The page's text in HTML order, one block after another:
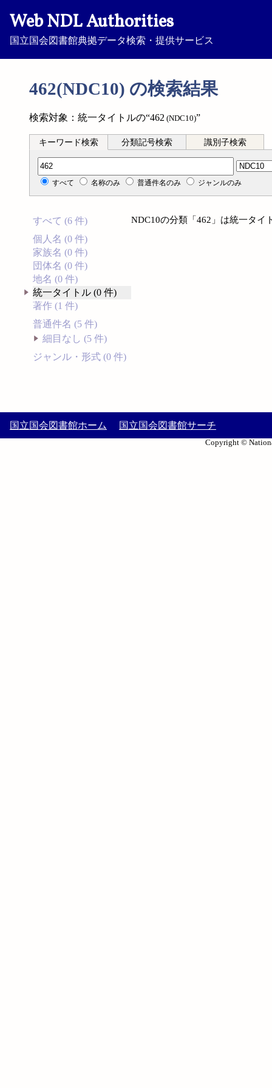
Web NDL Authorities
国立国会図書館典拠データ検索・提供サービス
462(NDC10) の検索結果
検索対象：統一タイトルの“462 (NDC10)”
キーワード検索 分類記号検索 識別子検索
分類記号検索
すべて 名称のみ 普通件名のみ ジャンルのみ
すべて (6 件)
個人名 (0 件)
家族名 (0 件)
団体名 (0 件)
地名 (0 件)
統一タイトル (0 件)
著作 (1 件)
普通件名 (5 件)
細目なし (5 件)
ジャンル・形式 (0 件)
NDC10の分類「462」は統一タイ
国立国会図書館ホーム 国立国会図書館サーチ
Copyright ©